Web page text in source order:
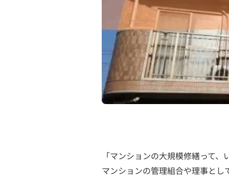
「マンションの大規模修繕って
マンションの管理組合や理事と